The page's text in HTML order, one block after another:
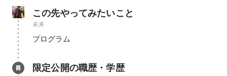
この先やってみたいこと
未来
プログラム
限定公開の職歴・学歴